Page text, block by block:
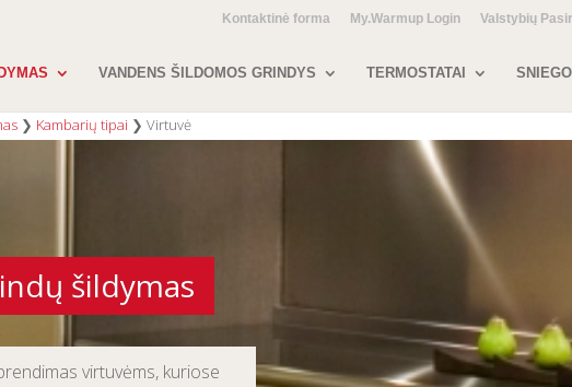
Kontaktinė forma My.Warmup Login Valstybių
VANDENS ŠILDOMOS GRINDYS TERMOSTATAI
❯ Kambarių tipai ❯Virtuvė
šildymas
virtuvėms, kuriose